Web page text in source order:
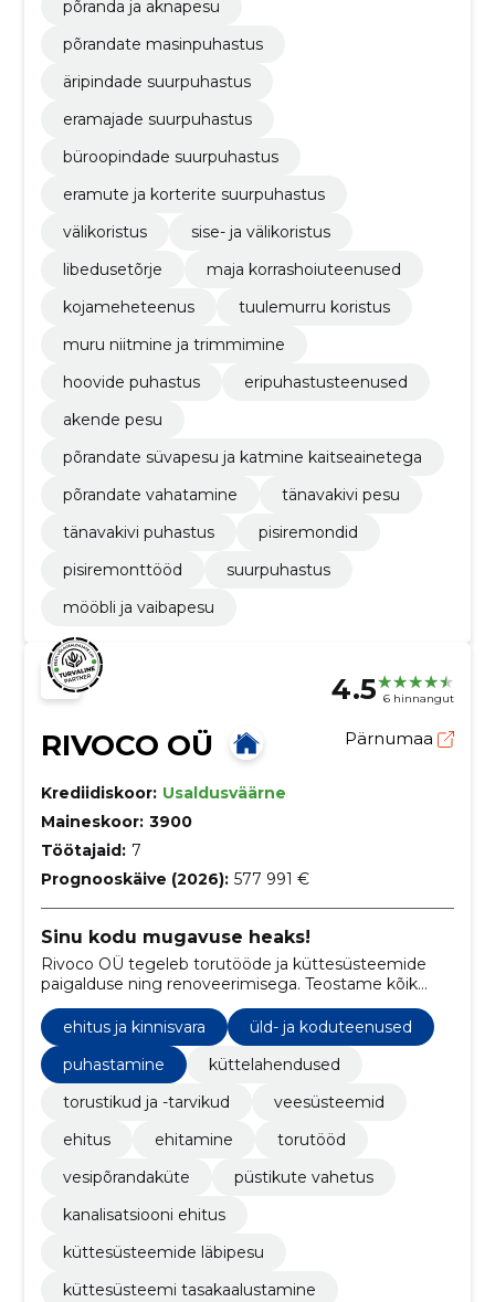
põranda ja aknapesu
põrandate masinpuhastus
äripindade suurpuhastus
eramajade suurpuhastus
büroopindade suurpuhastus
​eramute ja korterite suurpuhastus
välikoristus
sise- ja välikoristus
libedusetõrje
maja korrashoiuteenused
kojameheteenus
tuulemurru koristus
muru niitmine ja trimmimine
hoovide puhastus
eripuhastusteenused
akende pesu
põrandate süvapesu ja katmine kaitseainetega
põrandate vahatamine
tänavakivi pesu
tänavakivi puhastus
pisiremondid
pisiremonttööd
suurpuhastus
mööbli ja vaibapesu
4.5 6 hinnangut
RIVOCO OÜ Pärnumaa
Krediidiskoor: Usaldusväärne
Maineskoor: 3900
Töötajaid: 7
Prognooskäive (2026): 577 991 €
Sinu kodu mugavuse heaks!
Rivoco OÜ tegeleb torutööde ja küttesüsteemide
paigalduse ning renoveerimisega. Teostame kõik
torutööd, vee ja kanalisatsioonitööd
ehitus ja kinnisvara
üld- ja koduteenused
puhastamine
küttelahendused
torustikud ja -tarvikud
veesüsteemid
ehitus
ehitamine
torutööd
vesipõrandaküte
püstikute vahetus
kanalisatsiooni ehitus
küttesüsteemide läbipesu
küttesüsteemi tasakaalustamine